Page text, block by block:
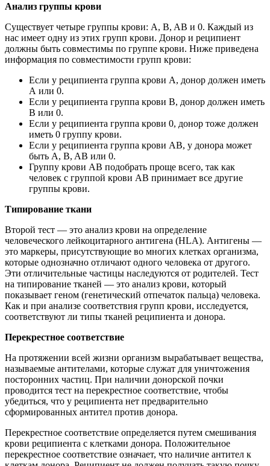
Анализ группы крови
Существует четыре группы крови: A, B, AB и 0. Каждый из
нас имеет одну из этих групп крови. Донор и реципиент
должны быть совместимы по группе крови. Ниже приведена
информация по совместимости групп крови:
Если у реципиента группа крови А, донор должен иметь
А или 0.
Если у реципиента группа крови В, донор должен иметь
В или 0.
Если у реципиента группа крови 0, донор тоже должен
иметь 0 группу крови.
Если у реципиента группа крови AB, у донора может
быть A, B, AB или 0.
Группу крови АВ подобрать проще всего, так как
человек с группой крови AB принимает все другие
группы крови.
Типирование ткани
Второй тест — это анализ крови на определение
человеческого лейкоцитарного антигена (HLA). Антигены —
это маркеры, присутствующие во многих клетках организма,
которые однозначно отличают одного человека от другого.
Эти отличительные частицы наследуются от родителей. Тест
на типирование тканей — это анализ крови, который
показывает геном (генетический отпечаток пальца) человека.
Как и при анализе соответствия групп крови, исследуется,
соответствуют ли типы тканей реципиента и донора.
Перекрестное соответствие
На протяжении всей жизни организм вырабатывает вещества,
называемые антителами, которые служат для уничтожения
посторонних частиц. При наличии донорской почки
проводится тест на перекрестное соответствие, чтобы
убедиться, что у реципиента нет предварительно
сформированных антител против донора.
Перекрестное соответствие определяется путем смешивания
крови реципиента с клетками донора. Положительное
перекрестное соответствие означает, что наличие антител к